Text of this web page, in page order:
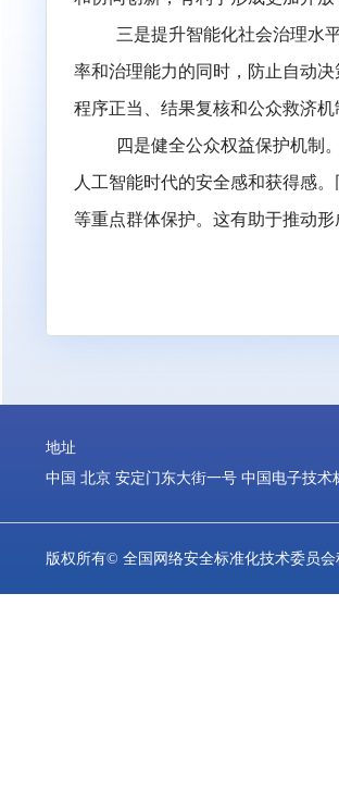
一是规范人工智能产业
全要求和风险防控机制，减
和市场对人工智能产品与服
二是推进人工智能创新
隐私保护等要求前置到研发
和协同创新，有利于形成更
人工智能时代的安全感和获
等重点群体保护。这有助于